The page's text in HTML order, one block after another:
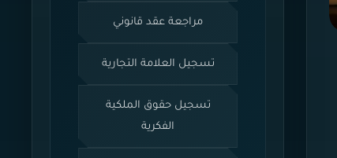
مراجعة عقد قانوني
تسجيل العلامة التجارية
تسجيل حقوق الملكية
الفكرية